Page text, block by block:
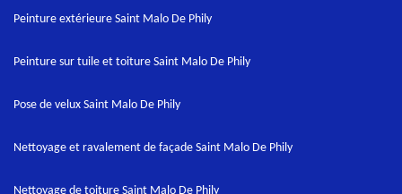
Peinture extérieure Saint Malo De Phily
Peinture sur tuile et toiture Saint Malo De Phily
Pose de velux Saint Malo De Phily
Nettoyage et ravalement de façade Saint Malo De Phily
Nettoyage de toiture Saint Malo De Phily